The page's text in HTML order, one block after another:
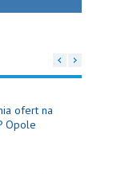
ofert na
Opole